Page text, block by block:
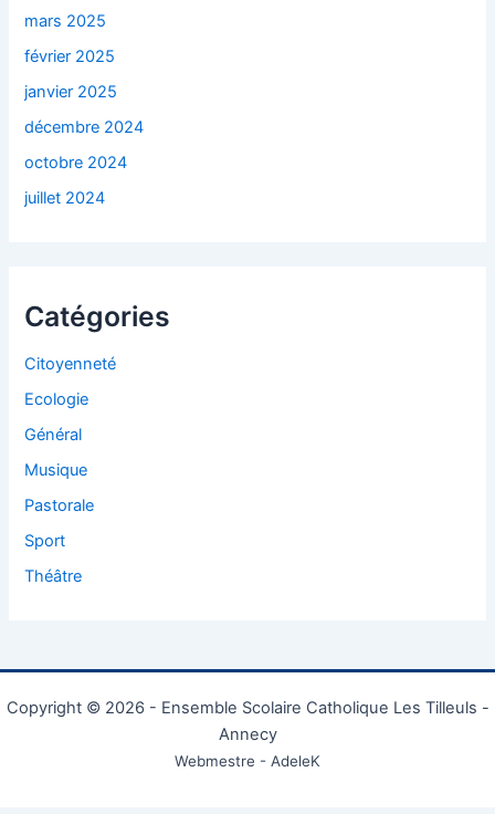
mars 2025
février 2025
janvier 2025
décembre 2024
octobre 2024
juillet 2024
Catégories
Citoyenneté
Ecologie
Général
Musique
Pastorale
Sport
Théâtre
Copyright © 2026 - Ensemble Scolaire Catholique Les Tilleuls -
Annecy
Webmestre - AdeleK